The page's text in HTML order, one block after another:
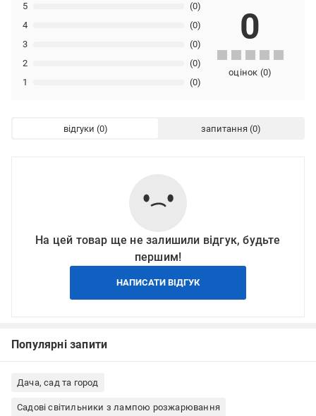
1 (0)
2 (0)
3 (0)
4 (0)
5 (0)
0
оцінок (0)
відгуки запитання
На цей товар ще не залишили відгук, будьте
першим!
НАПИСАТИ ВІДГУК
Популярні запити
Дача, сад та город
Садові світильники з лампою розжарювання